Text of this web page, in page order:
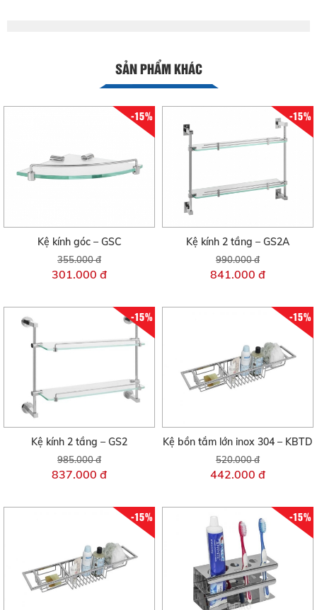
SẢN PHẨM KHÁC
-15%
Kệ kính góc – GSC
355.000 đ
301.000 đ
-15%
Kệ kính 2 tầng – GS2A
990.000 đ
841.000 đ
-15%
Kệ kính 2 tầng – GS2
985.000 đ
837.000 đ
-15%
Kệ bồn tắm lớn inox 304 – KBTD
520.000 đ
442.000 đ
-15% -15%